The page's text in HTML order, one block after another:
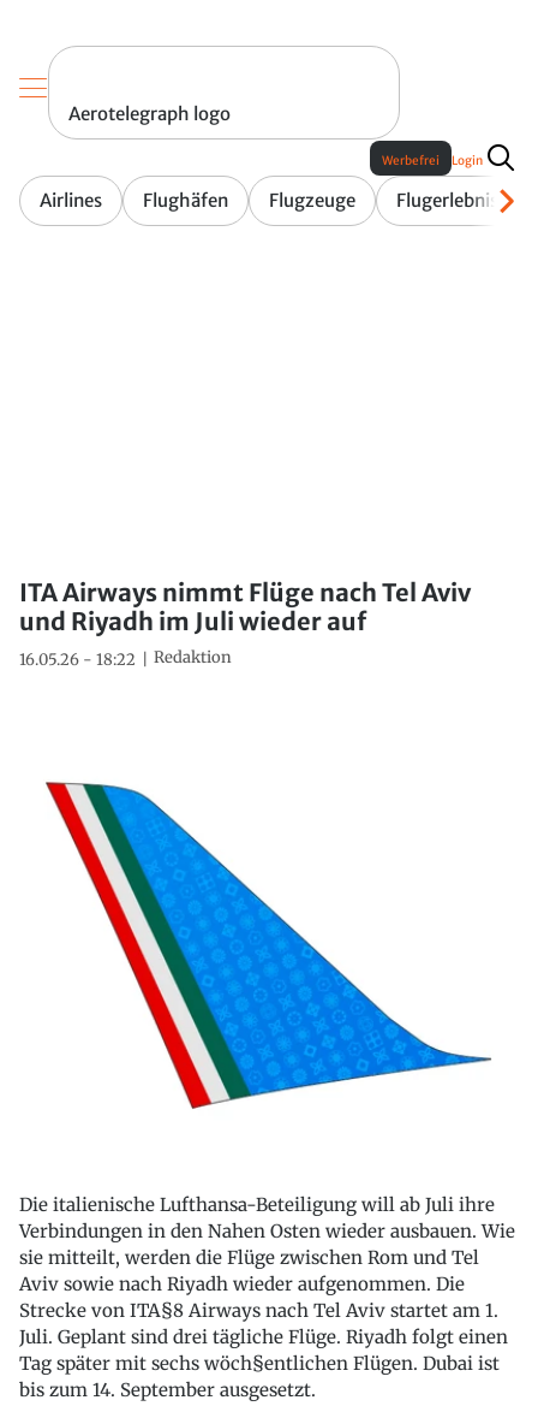
Aerotelegraph logo
Airlines Flughäfen Flugzeuge Flugerlebnis
Werbefrei Login
ITA Airways nimmt Flüge nach Tel Aviv
und Riyadh im Juli wieder auf
16.05.26 - 18:22 Redaktion
Die italienische Lufthansa-Beteiligung will ab Juli ihre
Verbindungen in den Nahen Osten wieder ausbauen. Wie
sie mitteilt, werden die Flüge zwischen Rom und Tel
Aviv sowie nach Riyadh wieder aufgenommen. Die
Strecke von ITA§8 Airways nach Tel Aviv startet am 1.
Juli. Geplant sind drei tägliche Flüge. Riyadh folgt einen
Tag später mit sechs wöch§entlichen Flügen. Dubai ist
bis zum 14. September ausgesetzt.